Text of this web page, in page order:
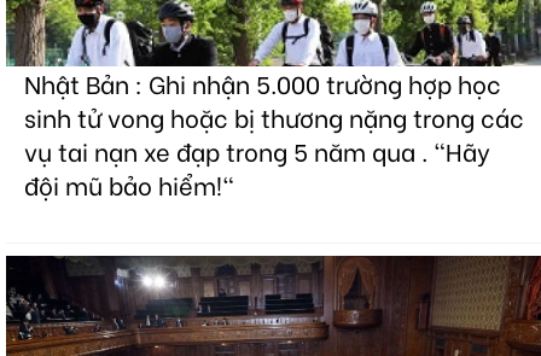
Nhật Bản : Ghi nhận 5.000 trường hợp học
sinh tử vong hoặc bị thương nặng trong các
vụ tai nạn xe đạp trong 5 năm qua . "Hãy
đội mũ bảo hiểm!"